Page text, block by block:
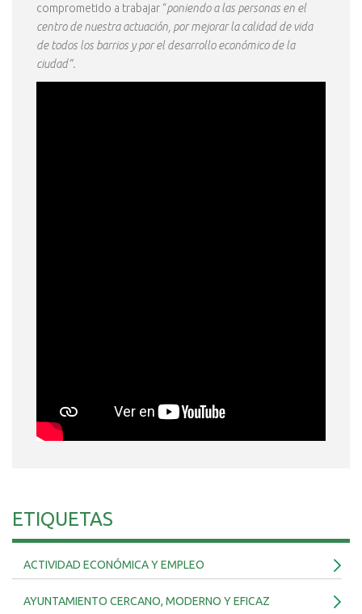
comprometido a trabajar “poniendo a las personas en el
centro de nuestra actuación, por mejorar la calidad de vida
de todos los barrios y por el desarrollo económico de la
ciudad”.
ETIQUETAS
ACTIVIDAD ECONÓMICA Y EMPLEO
AYUNTAMIENTO CERCANO, MODERNO Y EFICAZ